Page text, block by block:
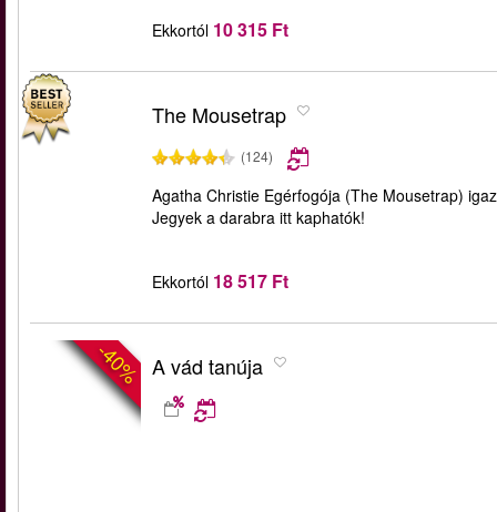
Ekkortól 10 315 Ft
The Mousetrap
(124)
Agatha Christie Egérfogója (The Mousetrap)
Jegyek a darabra itt kaphatók!
Ekkortól 18 517 Ft
-40% A vád tanúja